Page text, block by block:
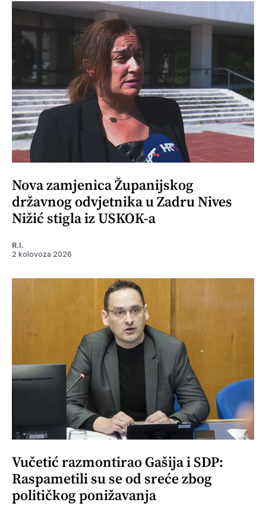
Nova zamjenica Županijskog
državnog odvjetnika u Zadru Nives
Nižić stigla iz USKOK-a
R.I.
2 kolovoza 2026
Vučetić razmontirao Gašija i SDP:
Raspametili su se od sreće zbog
političkog ponižavanja